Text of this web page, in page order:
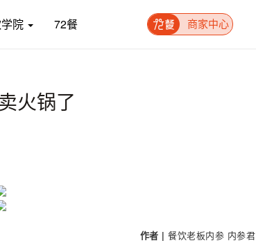
院 72餐 商家中心
火锅了
作者 | 餐饮老板内参 内参君